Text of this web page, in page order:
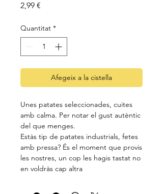
2,99 €
Quantitat *
Afegeix a la cistella
Unes patates seleccionades, cuites
amb calma. Per notar el gust autèntic
del que menges.
Estàs tip de patates industrials, fetes
amb pressa? És el moment que provis
les nostres, un cop les hagis tastat no
en voldràs cap altra